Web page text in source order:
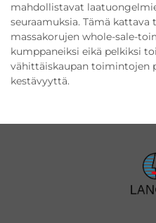
mahdollistavat
seuraamuksia. Tämä
massakorujen whole-sale-
kumppaneiksi eikä pelkiksi
vähittäiskaupan toimintojen
kestävyyttä.